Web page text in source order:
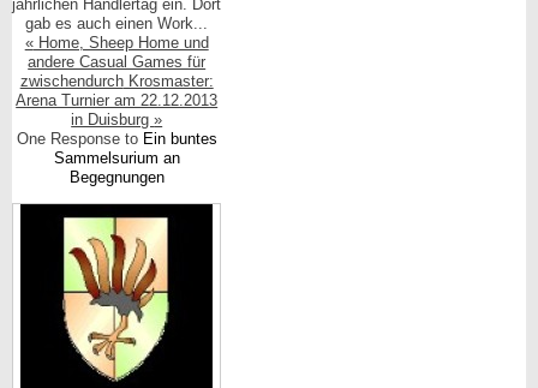
jährlichen Händlertag ein. Dort
gab es auch einen Work...
«Home, Sheep Home und
andere Casual Games für
zwischendurchKrosmaster:
Arena Turnier am 22.12.2013
in Duisburg»
One Response to Ein buntes
Sammelsurium an
Begegnungen